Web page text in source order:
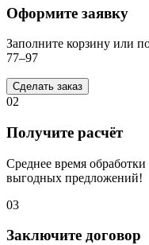
Оформите заявку
Заполните корзину или
77–97
Сделать заказ
02
Получите расчёт
Среднее время
выгодных предложений!
03
Заключите договор